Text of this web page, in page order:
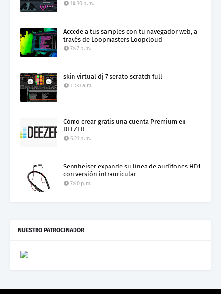
10:30 p.m.
Accede a tus samples con tu navegador web, a
través de Loopmasters Loopcloud
7:47 p.m.
skin virtual dj 7 serato scratch full
11:33 a.m.
Cómo crear gratis una cuenta Premium en
DEEZER
6:21 p.m.
Sennheiser expande su línea de audífonos HD1
con versión intrauricular
7:40 p.m.
NUESTRO PATROCINADOR